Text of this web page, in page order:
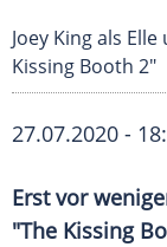
Joey King als
Kissing Booth 2"
27.07.2020 -
Erst vor
"The Kissing